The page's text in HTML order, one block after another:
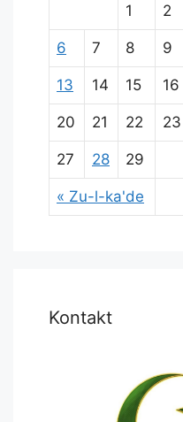
« Zu-l-ka'de
1 2
6 7 8 9
13 14 15 16
20 21 22 23
27 28 29
Kontakt